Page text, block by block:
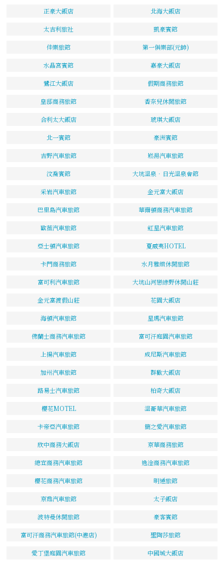
正豪大飯店 北海大飯店
太吉利旅社 凱豪賓館
佳樂旅館 第一俱樂部(元帥)
水晶宮賓館 嘉豪大飯店
鷺江大飯店 假期商務旅館
皇邸商務旅館 香奈兒休閒旅館
合利太大飯店 琥琪大飯店
北一賓館 豪洲賓館
吉野汽車旅館 崧湯汽車旅館
汶喬賓館 大坑溫泉．日光溫泉會館
采岩汽車旅館 金元富大飯店
巴里島汽車旅館 華爾頓商務汽車旅館
歐薇汽車旅館 虹星汽車旅館
亞士頓汽車旅館 夏威夷HOTEL
卡門商務旅館 水月雅緻休閒旅館
富可利汽車旅館 大坑山河戀綠野休閒山莊
金元富渡假山莊 花園大飯店
海頓汽車旅館 星瑪汽車旅館
佛蘭士商務汽車旅館 富可汗庭園汽車旅館
上揚汽車旅館 成尼斯汽車旅館
加州汽車旅館 群歡大飯店
路易士汽車旅館 柏奇大飯店
櫻花MOTEL 溫哥華汽車旅館
卡帝亞汽車旅館 簡之愛汽車旅館
欣中商務大飯店 京華商務旅館
總宜商務汽車旅館 逸淦商務汽車旅館
櫻花商務汽車旅館 明通旅館
京鼎汽車旅館 太子飯店
波特曼休閒旅館 豪客賓館
富可汗商務汽車旅館(中港店) 聖陶莎旅館
愛丁堡庭園汽車旅館 中國城大飯店